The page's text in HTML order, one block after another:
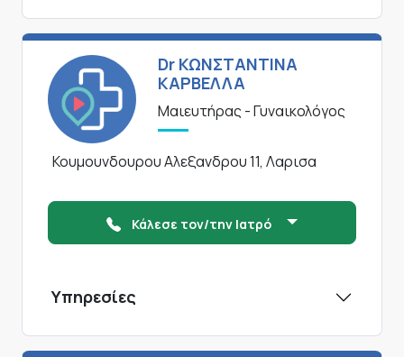
Dr ΚΩΝΣΤΑΝΤΙΝΑ
ΚΑΡΒΕΛΛΑ
Μαιευτήρας - Γυναικολόγος
Κουμουνδουρου Αλεξανδρου 11, Λαρισα
Κάλεσε τον/την Ιατρό
Υπηρεσίες